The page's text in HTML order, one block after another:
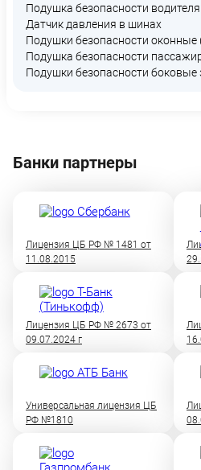
Подушка безопасности водителя
Датчик давления в шинах
Подушки безопасности оконные
Подушка безопасности
Подушки безопасности боковые
Банки партнеры
Лицензия ЦБ РФ № 1481 от
11.08.2015
Лицензия ЦБ РФ № 2673 от
09.07.2024 г
Универсальная лицензия ЦБ
РФ №1810